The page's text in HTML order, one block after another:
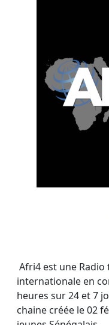
Afri4 est une
internationale en
heures sur 24 et 7
chaine créée le 02